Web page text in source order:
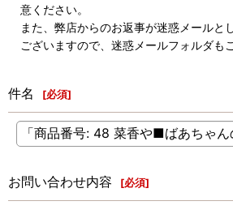
意ください。
また、弊店からのお返事が迷惑メールと
ございますので、迷惑メールフォルダも
件名 [必須]
お問い合わせ内容 [必須]